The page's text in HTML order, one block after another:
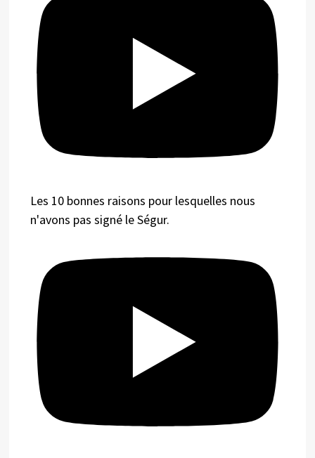
Les 10 bonnes raisons pour lesquelles nous
n'avons pas signé le Ségur.